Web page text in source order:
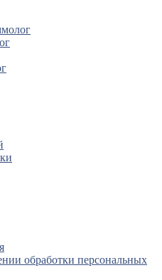
обработки персональных